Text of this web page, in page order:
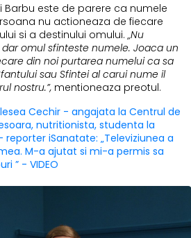
Barbu este de parere ca numele
nu actioneaza de fiecare
si a destinului omului. „Nu
omul sfinteste numele. Joaca un
din noi purtarea numelui ca sa
sau Sfintei al carui nume il
nostru.”, mentioneaza preotul.
Cechir - angajata la Centrul de
nutritionista, studenta la
iSanatate: „Televiziunea a
M-a ajutat si mi-a permis sa
” - VIDEO